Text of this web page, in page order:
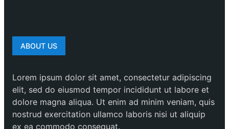
ABOUT US
Lorem ipsum dolor sit amet, consectetur adipiscing
elit, sed do eiusmod tempor incididunt ut labore et
dolore magna aliqua. Ut enim ad minim veniam, quis
nostrud exercitation ullamco laboris nisi ut aliquip
ex ea commodo consequat.